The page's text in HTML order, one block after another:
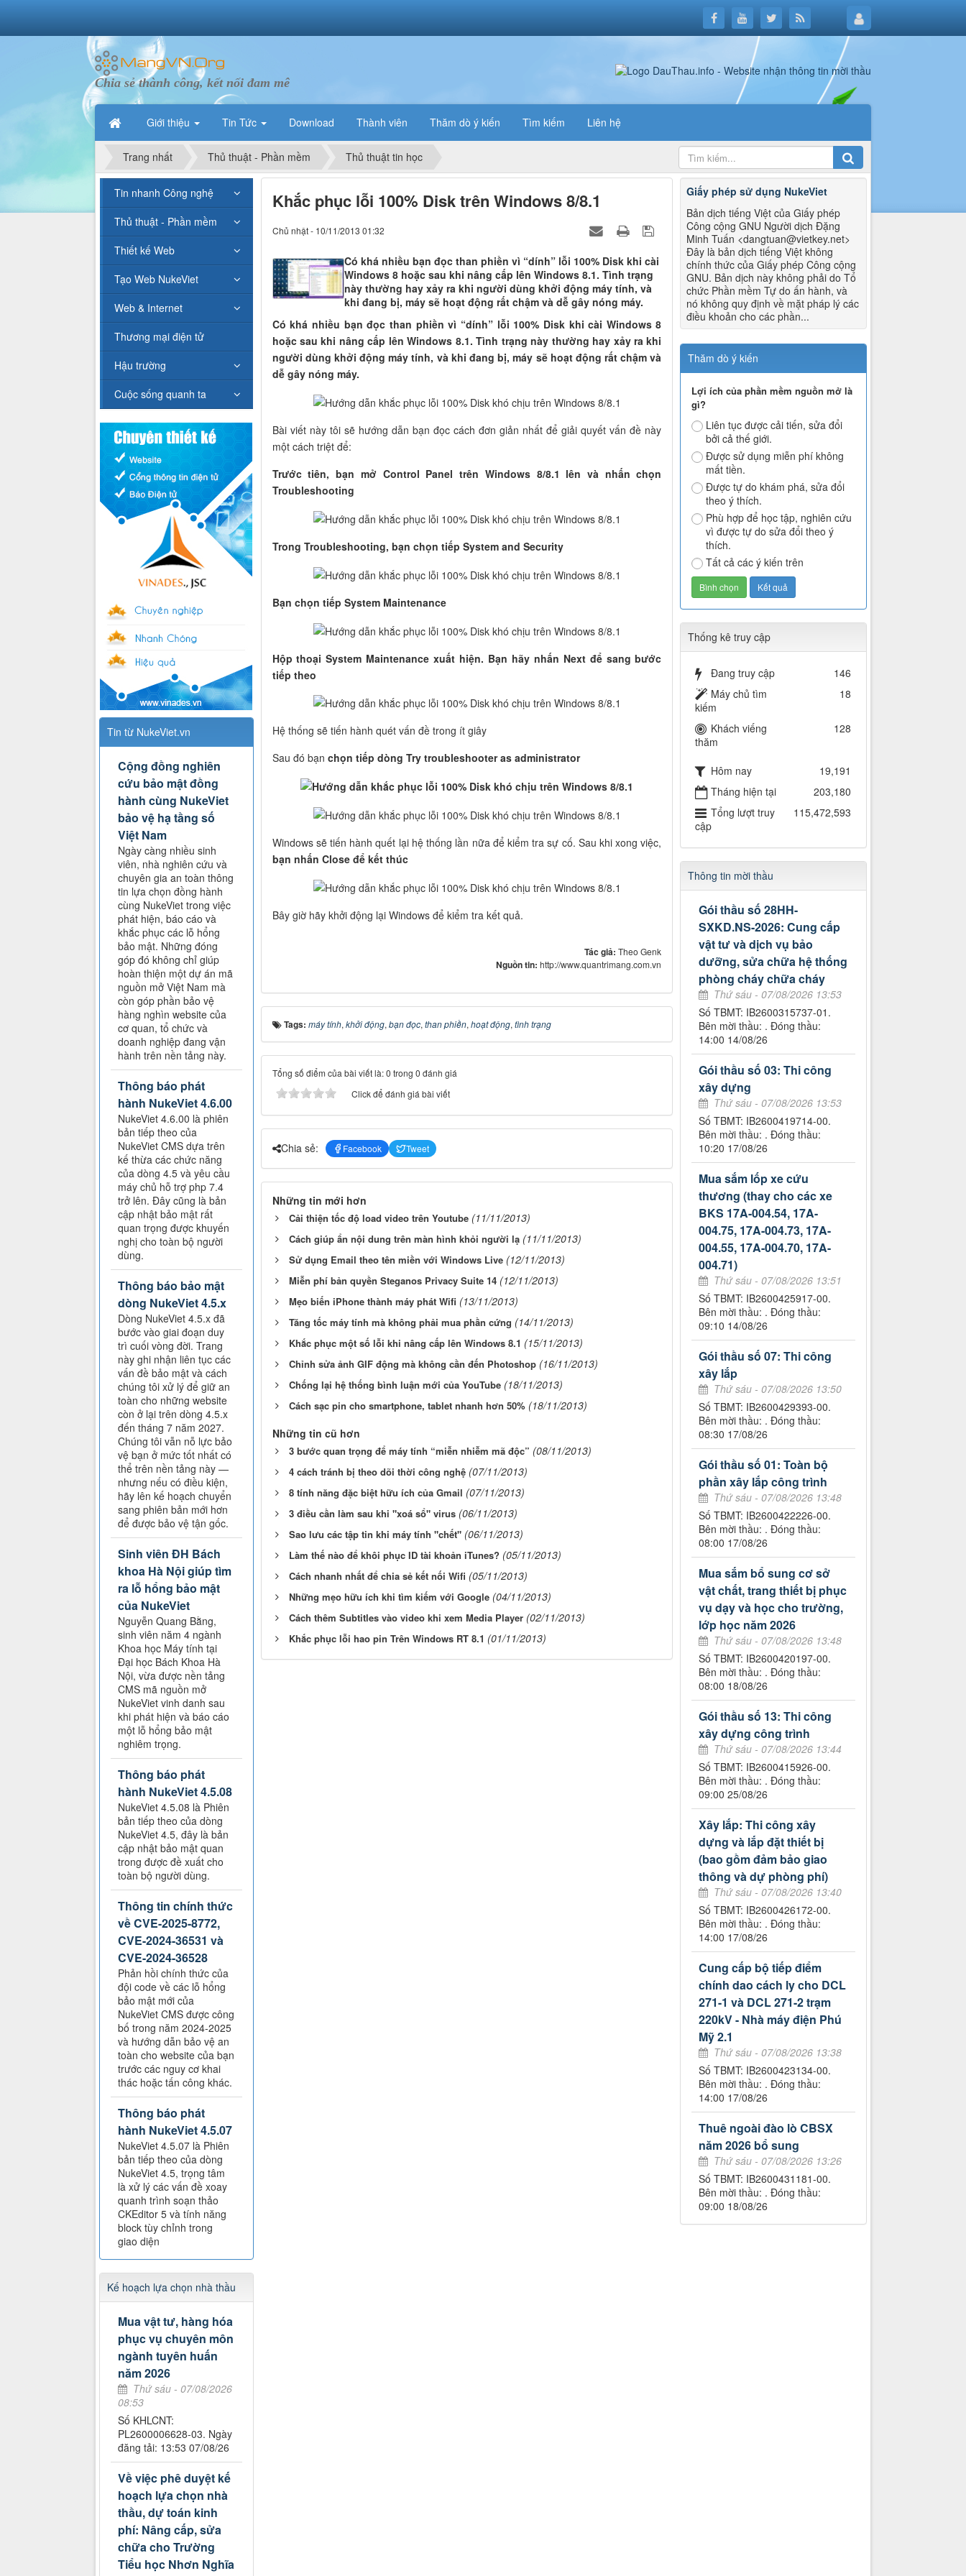
Chia sẻ thành công, kết nối đam mê
Giới thiệu Tin Tức Download Thành viên Thăm dò ý kiến Tìm kiếm Liên hệ
Trang nhất Thủ thuật - Phần mềm Thủ thuật tin học
Khắc phục lỗi 100% Disk trên Windows 8/8.1
Chủ nhật - 10/11/2013 01:32
Có khá nhiều bạn đọc than phiền vì “dính” lỗi 100% Disk khi cài
Windows 8 hoặc sau khi nâng cấp lên Windows 8.1. Tình trạng
này thường hay xảy ra khi người dùng khởi động máy tính, và
khi đang bị, máy sẽ hoạt động rất chậm và dễ gây nóng máy.
Có khá nhiều bạn đọc than phiền vì “dính” lỗi 100% Disk khi cài Windows 8
hoặc sau khi nâng cấp lên Windows 8.1. Tình trạng này thường hay xảy ra khi
người dùng khởi động máy tính, và khi đang bị, máy sẽ hoạt động rất chậm và
dễ gây nóng máy.
Bài viết này tôi sẽ hướng dẫn bạn đọc cách đơn giản nhất để giải quyết vấn đề này
một cách triệt để:
Trước tiên, bạn mở Control Panel trên Windows 8/8.1 lên và nhấn chọn
Troubleshooting
Trong Troubleshooting, bạn chọn tiếp System and Security
Bạn chọn tiếp System Maintenance
Hộp thoại System Maintenance xuất hiện. Bạn hãy nhấn Next để sang bước
tiếp theo
Hệ thống sẽ tiến hành quét vấn đề trong ít giây
Sau đó bạn chọn tiếp dòng Try troubleshooter as administrator
Windows sẽ tiến hành quết lại hệ thống lần nữa để kiểm tra sự cố. Sau khi xong việc,
bạn nhấn Close để kết thúc
Bây giờ hãy khởi động lại Windows để kiểm tra kết quả.
Tác giả:Theo Genk
Nguồn tin:http://www.quantrimang.com.vn
Tags: máy tính, khởi động, bạn đọc, than phiền, hoạt động, tình trạng
Tổng số điểm của bài viết là: 0 trong 0 đánh giá
Click để đánh giá bài viết
Chia sẻ: Facebook Tweet
Những tin mới hơn
Cải thiện tốc độ load video trên Youtube (11/11/2013)
Cách giúp ẩn nội dung trên màn hình khỏi người lạ (11/11/2013)
Sử dụng Email theo tên miền với Windows Live (12/11/2013)
Miễn phí bản quyền Steganos Privacy Suite 14 (12/11/2013)
Mẹo biến iPhone thành máy phát Wifi (13/11/2013)
Tăng tốc máy tính mà không phải mua phần cứng (14/11/2013)
Khắc phục một số lỗi khi nâng cấp lên Windows 8.1 (15/11/2013)
Chỉnh sửa ảnh GIF động mà không cần đến Photoshop (16/11/2013)
Chống lại hệ thống bình luận mới của YouTube (18/11/2013)
Cách sạc pin cho smartphone, tablet nhanh hơn 50% (18/11/2013)
Những tin cũ hơn
3 bước quan trọng để máy tính “miễn nhiễm mã độc” (08/11/2013)
4 cách tránh bị theo dõi thời công nghệ (07/11/2013)
8 tính năng đặc biệt hữu ích của Gmail (07/11/2013)
3 điều cần làm sau khi "xoá sổ" virus (06/11/2013)
Sao lưu các tập tin khi máy tính "chết" (06/11/2013)
Làm thế nào để khôi phục ID tài khoản iTunes? (05/11/2013)
Cách nhanh nhất để chia sẻ kết nối Wifi (05/11/2013)
Những mẹo hữu ích khi tìm kiếm với Google (04/11/2013)
Cách thêm Subtitles vào video khi xem Media Player (02/11/2013)
Khắc phục lỗi hao pin Trên Windows RT 8.1 (01/11/2013)
Giấy phép sử dụng NukeViet
Bản dịch tiếng Việt của Giấy phép
Công cộng GNU Người dịch Đặng
Minh Tuấn <dangtuan@vietkey.net>
Đây là bản dịch tiếng Việt không
chính thức của Giấy phép Công cộng
GNU. Bản dịch này không phải do Tổ
chức Phần mềm Tự do ấn hành, và
nó không quy định về mặt pháp lý các
điều khoản cho các phần...
Thăm dò ý kiến
Lợi ích của phần mềm nguồn mở là
gì?
Liên tục được cải tiến, sửa đổi
bởi cả thế giới.
Được sử dụng miễn phí không
mất tiền.
Được tự do khám phá, sửa đổi
theo ý thích.
Phù hợp để học tập, nghiên cứu
vì được tự do sửa đổi theo ý
thích.
Tất cả các ý kiến trên
Thống kê truy cập
Đang truy cập
146
Máy chủ tìm
kiếm
18
Khách viếng
thăm
128
Hôm nay
19,191
Tháng hiện tại
203,180
Tổng lượt truy
cập
115,472,593
Thông tin mời thầu
Gói thầu số 28HH-
SXKD.NS-2026: Cung cấp
vật tư và dịch vụ bảo
dưỡng, sửa chữa hệ thống
phòng cháy chữa cháy
Thứ sáu - 07/08/2026 13:53
Số TBMT: IB2600315737-01.
Bên mời thầu: . Đóng thầu:
14:00 14/08/26
Gói thầu số 03: Thi công
xây dựng
Thứ sáu - 07/08/2026 13:53
Số TBMT: IB2600419714-00.
Bên mời thầu: . Đóng thầu:
10:20 17/08/26
Mua sắm lốp xe cứu
thương (thay cho các xe
BKS 17A-004.54, 17A-
004.75, 17A-004.73, 17A-
004.55, 17A-004.70, 17A-
004.71)
Thứ sáu - 07/08/2026 13:51
Số TBMT: IB2600425917-00.
Bên mời thầu: . Đóng thầu:
09:10 14/08/26
Gói thầu số 07: Thi công
xây lắp
Thứ sáu - 07/08/2026 13:50
Số TBMT: IB2600429393-00.
Bên mời thầu: . Đóng thầu:
08:30 17/08/26
Gói thầu số 01: Toàn bộ
phần xây lắp công trình
Thứ sáu - 07/08/2026 13:48
Số TBMT: IB2600422226-00.
Bên mời thầu: . Đóng thầu:
08:00 17/08/26
Mua sắm bổ sung cơ sở
vật chất, trang thiết bị phục
vụ dạy và học cho trường,
lớp học năm 2026
Thứ sáu - 07/08/2026 13:48
Số TBMT: IB2600420197-00.
Bên mời thầu: . Đóng thầu:
08:00 18/08/26
Gói thầu số 13: Thi công
xây dựng công trình
Thứ sáu - 07/08/2026 13:44
Số TBMT: IB2600415926-00.
Bên mời thầu: . Đóng thầu:
09:00 25/08/26
Xây lắp: Thi công xây
dựng và lắp đặt thiết bị
(bao gồm đảm bảo giao
thông và dự phòng phí)
Thứ sáu - 07/08/2026 13:40
Số TBMT: IB2600426172-00.
Bên mời thầu: . Đóng thầu:
14:00 17/08/26
Cung cấp bộ tiếp điểm
chính dao cách ly cho DCL
271-1 và DCL 271-2 trạm
220kV - Nhà máy điện Phú
Mỹ 2.1
Thứ sáu - 07/08/2026 13:38
Số TBMT: IB2600423134-00.
Bên mời thầu: . Đóng thầu:
14:00 17/08/26
Thuê ngoài đào lò CBSX
năm 2026 bổ sung
Thứ sáu - 07/08/2026 13:26
Số TBMT: IB2600431181-00.
Bên mời thầu: . Đóng thầu:
09:00 18/08/26
Tin nhanh Công nghệ
Thủ thuật - Phần mềm
Thiết kế Web
Tạo Web NukeViet
Web & Internet
Thương mại điện tử
Hậu trường
Cuộc sống quanh ta
Tin từ NukeViet.vn
Cộng đồng nghiên
cứu bảo mật đồng
hành cùng NukeViet
bảo vệ hạ tầng số
Việt Nam
Ngày càng nhiều sinh
viên, nhà nghiên cứu và
chuyên gia an toàn thông
tin lựa chọn đồng hành
cùng NukeViet trong việc
phát hiện, báo cáo và
khắc phục các lỗ hổng
bảo mật. Những đóng
góp đó không chỉ giúp
hoàn thiện một dự án mã
nguồn mở Việt Nam mà
còn góp phần bảo vệ
hàng nghìn website của
cơ quan, tổ chức và
doanh nghiệp đang vận
hành trên nền tảng này.
Thông báo phát
hành NukeViet 4.6.00
NukeViet 4.6.00 là phiên
bản tiếp theo của
NukeViet CMS dựa trên
kế thừa các chức năng
của dòng 4.5 và yêu cầu
máy chủ hỗ trợ php 7.4
trở lên. Đây cũng là bản
cập nhật bảo mật rất
quan trọng được khuyến
nghị cho toàn bộ người
dùng.
Thông báo bảo mật
dòng NukeViet 4.5.x
Dòng NukeViet 4.5.x đã
bước vào giai đoạn duy
trì cuối vòng đời. Trang
này ghi nhận liên tục các
vấn đề bảo mật và cách
chúng tôi xử lý để giữ an
toàn cho những website
còn ở lại trên dòng 4.5.x
đến tháng 7 năm 2027.
Chúng tôi vẫn nỗ lực bảo
vệ bạn ở mức tốt nhất có
thể trên nền tảng này —
nhưng nếu có điều kiện,
hãy lên kế hoạch chuyển
sang phiên bản mới hơn
để được bảo vệ tận gốc.
Sinh viên ĐH Bách
khoa Hà Nội giúp tìm
ra lỗ hổng bảo mật
của NukeViet
Nguyễn Quang Bằng,
sinh viên năm 4 ngành
Khoa học Máy tính tại
Đại học Bách Khoa Hà
Nội, vừa được nền tảng
CMS mã nguồn mở
NukeViet vinh danh sau
khi phát hiện và báo cáo
một lỗ hổng bảo mật
nghiêm trọng.
Thông báo phát
hành NukeViet 4.5.08
NukeViet 4.5.08 là Phiên
bản tiếp theo của dòng
NukeViet 4.5, đây là bản
cập nhật bảo mật quan
trong được đề xuất cho
toàn bộ người dùng.
Thông tin chính thức
về CVE-2025-8772,
CVE-2024-36531 và
CVE-2024-36528
Phản hồi chính thức của
đội code về các lỗ hổng
bảo mật mới của
NukeViet CMS được công
bố trong năm 2024-2025
và hướng dẫn bảo vệ an
toàn cho website của bạn
trước các nguy cơ khai
thác hoặc tấn công khác.
Thông báo phát
hành NukeViet 4.5.07
NukeViet 4.5.07 là Phiên
bản tiếp theo của dòng
NukeViet 4.5, trọng tâm
là xử lý các vấn đề xoay
quanh trình soạn thảo
CKEditor 5 và tính năng
block tùy chỉnh trong
giao diện
Kế hoạch lựa chọn nhà thầu
Mua vật tư, hàng hóa
phục vụ chuyên môn
ngành tuyên huấn
năm 2026
Thứ sáu - 07/08/2026
08:53
Số KHLCNT:
PL2600006628-03. Ngày
đăng tải: 13:53 07/08/26
Về việc phê duyệt kế
hoạch lựa chọn nhà
thầu, dự toán kinh
phí: Nâng cấp, sửa
chữa cho Trường
Tiểu học Nhơn Nghĩa